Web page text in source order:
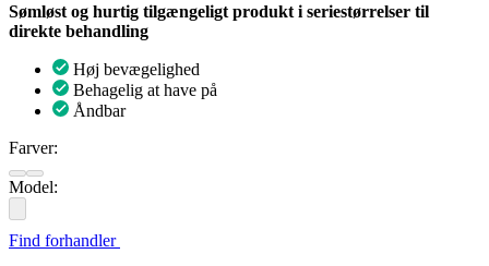
Sømløst og hurtig tilgængeligt produkt i seriestørrelser til
direkte behandling
Høj bevægelighed
Behagelig at have på
Åndbar
Farver:
Model:
Find forhandler